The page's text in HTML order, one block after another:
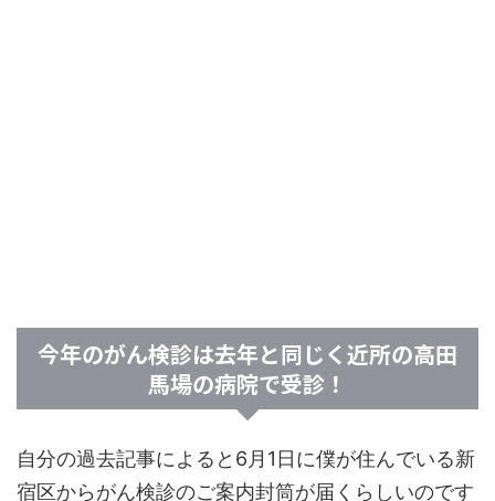
今年のがん検診は去年と同じく近所の高田
馬場の病院で受診！
自分の過去記事によると6月1日に僕が住んでいる新
宿区からがん検診のご案内封筒が届くらしいのです